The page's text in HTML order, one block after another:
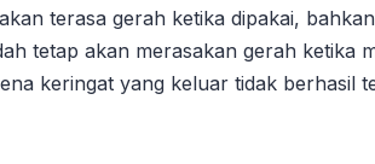
terasa gerah ketika dipakai,
tetap akan merasakan gerah ketika
keringat yang keluar tidak berhasil